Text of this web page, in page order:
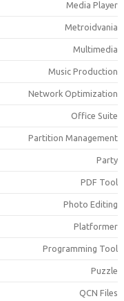
Media
Music
Network
Office
Partition
PDF
Photo
Programming
QCN